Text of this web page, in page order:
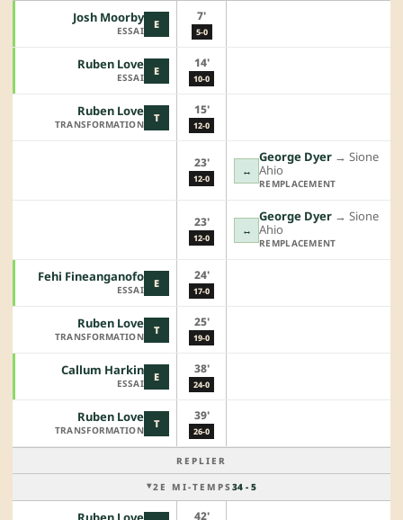
E
Josh Moorby
ESSAI
7'
5-0
E
Ruben Love
ESSAI
14'
10-0
T
Ruben Love
TRANSFORMATION
15'
12-0
23'
12-0
↔
George Dyer →︎ Sione
Ahio
REMPLACEMENT
23'
12-0
↔
George Dyer →︎ Sione
Ahio
REMPLACEMENT
E
Fehi Fineanganofo
ESSAI
24'
17-0
T
Ruben Love
TRANSFORMATION
25'
19-0
E
Callum Harkin
ESSAI
38'
24-0
T
Ruben Love
TRANSFORMATION
39'
26-0
REPLIER
2E MI-TEMPS 34 - 5
42'